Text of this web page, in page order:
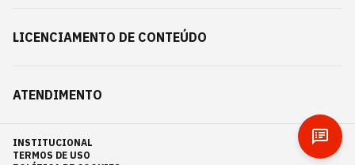
LICENCIAMENTO DE CONTEÚDO
ATENDIMENTO
INSTITUCIONAL
TERMOS DE USO